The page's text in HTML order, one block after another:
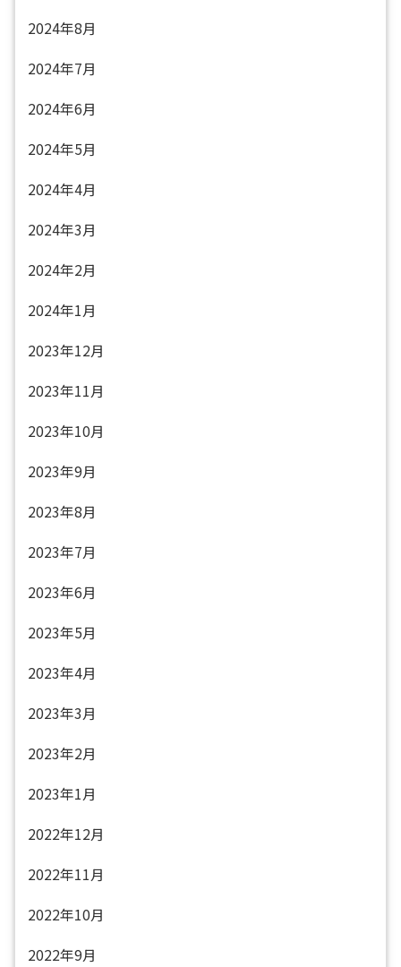
2024年8月
2024年7月
2024年6月
2024年5月
2024年4月
2024年3月
2024年2月
2024年1月
2023年12月
2023年11月
2023年10月
2023年9月
2023年8月
2023年7月
2023年6月
2023年5月
2023年4月
2023年3月
2023年2月
2023年1月
2022年12月
2022年11月
2022年10月
2022年9月